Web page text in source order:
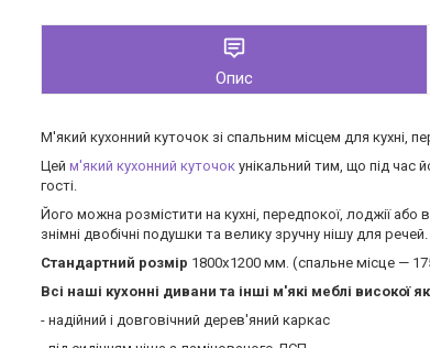
Опис
М'який кухонний куточок зі спальним місцем для кухні,
Цей м'який кухонний куточок унікальний тим, що під час
гості.
Його можна розмістити на кухні, передпокої, лоджії або
знімні двобічні подушки та велику зручну нішу для речей.
Стандартний розмір 1800х1200 мм. (спальне місце —
Всі наші кухонні дивани та інші м'які меблі високої
- надійний і довговічний дерев'яний каркас